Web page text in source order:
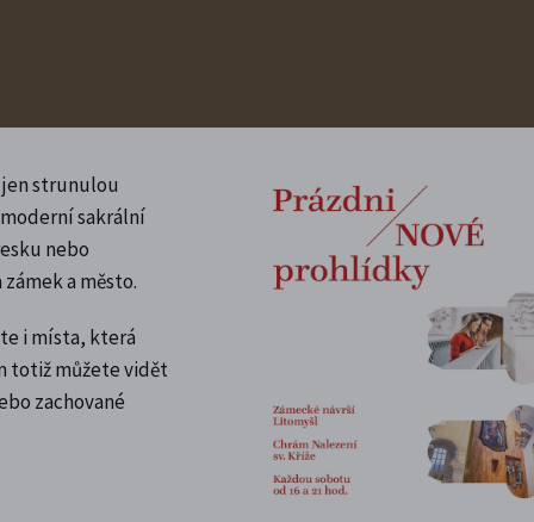
jen strunulou
sakrální
nebo
a město.
i místa, která
totiž můžete vidět
zachované